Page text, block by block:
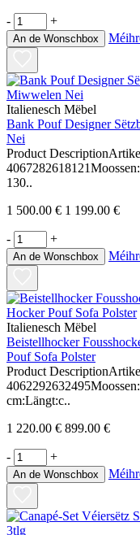
- +
An de Wonschbox
Italienesch Mëbel
Bank Pouf Designer
Nei
Product
130..
1 500.00 € 1 199.00 €
- +
An de Wonschbox
Italienesch Mëbel
Beistellhocker
Pouf Sofa Polster
Product
cm:Längt:c..
1 220.00 € 899.00 €
- +
An de Wonschbox